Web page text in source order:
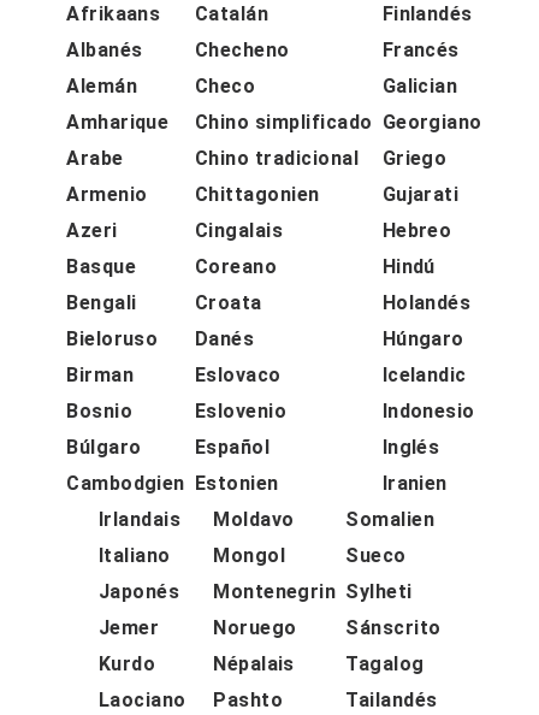
Afrikaans
Albanés
Alemán
Amharique
Arabe
Armenio
Azeri
Basque
Bengali
Bieloruso
Birman
Bosnio
Búlgaro
Cambodgien
Catalán
Checheno
Checo
Chino simplificado
Chino tradicional
Chittagonien
Cingalais
Coreano
Croata
Danés
Eslovaco
Eslovenio
Español
Estonien
Finlandés
Francés
Galician
Georgiano
Griego
Gujarati
Hebreo
Hindú
Holandés
Húngaro
Icelandic
Indonesio
Inglés
Iranien
Irlandais
Italiano
Japonés
Jemer
Kurdo
Laociano
Moldavo
Mongol
Montenegrin
Noruego
Népalais
Pashto
Somalien
Sueco
Sylheti
Sánscrito
Tagalog
Tailandés